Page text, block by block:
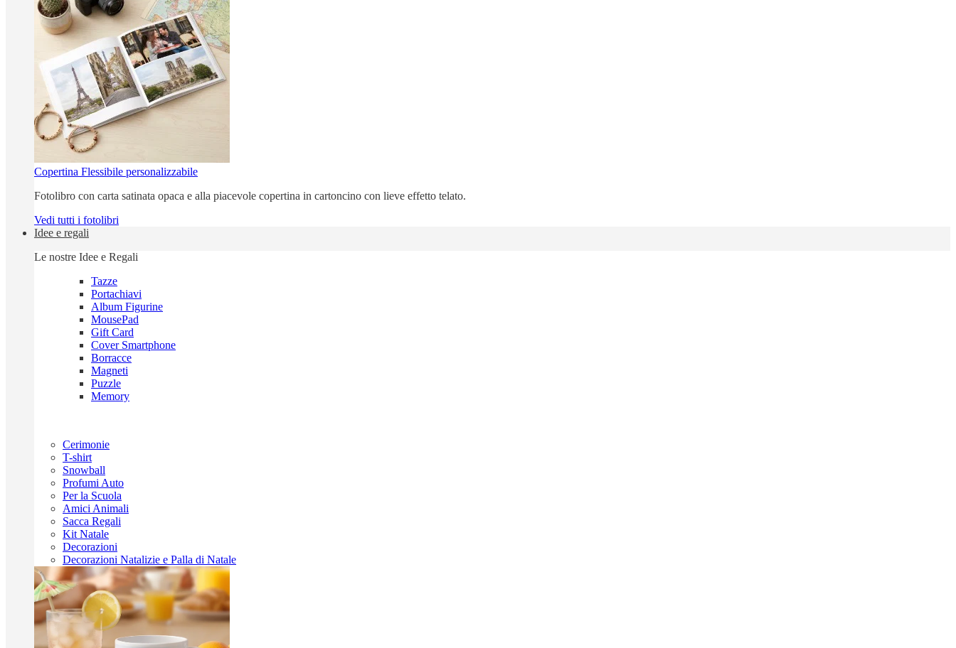
Copertina Flessibile personalizzabile
Fotolibro con carta satinata opaca e alla piacevole copertina in cartoncino con lieve effetto telato.
Vedi tutti i fotolibri
Idee e regali
Le nostre Idee e Regali
Tazze
Portachiavi
Album Figurine
MousePad
Gift Card
Cover Smartphone
Borracce
Magneti
Puzzle
Memory
Cerimonie
T-shirt
Snowball
Profumi Auto
Per la Scuola
Amici Animali
Sacca Regali
Kit Natale
Decorazioni
Decorazioni Natalizie e Palla di Natale